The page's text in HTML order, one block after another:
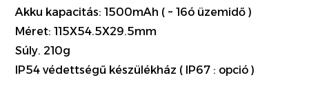
Akku kapacitás: 1500mAh ( ~ 16ó üzemidő )
Méret: 115X54.5X29.5mm
Súly. 210g
IP54 védettségű készülékház ( IP67 : opció )